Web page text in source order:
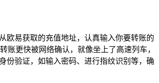
欧易获取的充值地址，认真输入你要转账的
更快被网络确认，就像坐上了高速列车，
份验证，如输入密码、进行指纹识别等，确